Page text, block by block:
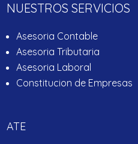
NUESTROS SERVICIOS
Asesoria Contable
Asesoria Tributaria
Asesoria Laboral
Constitucion de Empresas
ATE